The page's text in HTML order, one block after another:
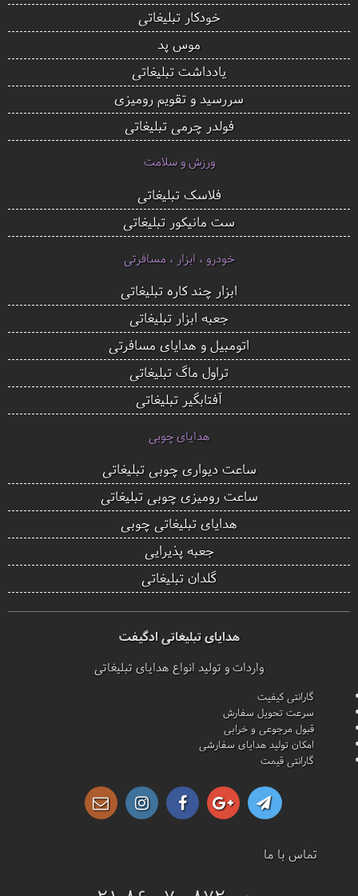
خودکار تبلیغاتی
موس پد
یادداشت تبلیغاتی
سررسید و تقویم رومیزی
فولدر چرمی تبلیغاتی
ورزش و سلامت
فلاسک تبلیغاتی
ست مانیکور تبلیغاتی
خودرو ، ابزار ، مسافرتی
ابزار چند کاره تبلیغاتی
جعبه ابزار تبلیغاتی
اتومبیل و هدایای مسافرتی
تراول ماگ تبلیغاتی
آفتابگیر تبلیغاتی
هدایای چوبی
ساعت دیواری چوبی تبلیغاتی
ساعت رومیزی چوبی تبلیغاتی
هدایای تبلیغاتی چوبی
جعبه پذیرایی
گلدان تبلیغاتی
هدایای تبلیغاتی ادگیفت
واردات و تولید انواع هدایای تبلیغاتی
گارانتی کیفیت
سرعت تحویل سفارش
قبول مرجوعی و خرابی
امکان تولید هدایای سفارشی
گارانتی قیمت
تماس با ما